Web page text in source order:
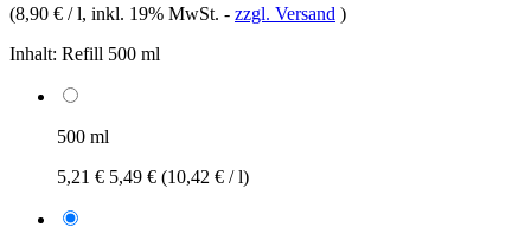
(8,90 € / l, inkl. 19% MwSt. - zzgl. Versand )
Inhalt: Refill 500 ml
500 ml
5,21 € 5,49 € (10,42 € / l)